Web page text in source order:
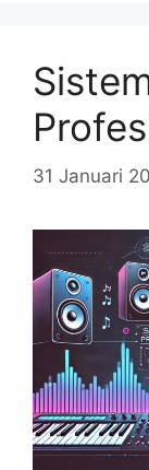
31 Januari